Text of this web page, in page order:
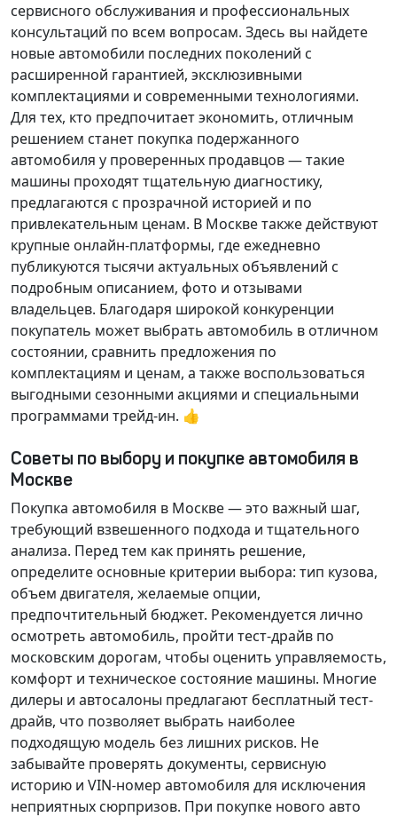
сервисного обслуживания и профессиональных
консультаций по всем вопросам. Здесь вы найдете
новые автомобили последних поколений с
расширенной гарантией, эксклюзивными
комплектациями и современными технологиями.
Для тех, кто предпочитает экономить, отличным
решением станет покупка подержанного
автомобиля у проверенных продавцов — такие
машины проходят тщательную диагностику,
предлагаются с прозрачной историей и по
привлекательным ценам. В Москве также действуют
крупные онлайн-платформы, где ежедневно
публикуются тысячи актуальных объявлений с
подробным описанием, фото и отзывами
владельцев. Благодаря широкой конкуренции
покупатель может выбрать автомобиль в отличном
состоянии, сравнить предложения по
комплектациям и ценам, а также воспользоваться
выгодными сезонными акциями и специальными
программами трейд-ин. 👍
Советы по выбору и покупке автомобиля в
Москве
Покупка автомобиля в Москве — это важный шаг,
требующий взвешенного подхода и тщательного
анализа. Перед тем как принять решение,
определите основные критерии выбора: тип кузова,
объем двигателя, желаемые опции,
предпочтительный бюджет. Рекомендуется лично
осмотреть автомобиль, пройти тест-драйв по
московским дорогам, чтобы оценить управляемость,
комфорт и техническое состояние машины. Многие
дилеры и автосалоны предлагают бесплатный тест-
драйв, что позволяет выбрать наиболее
подходящую модель без лишних рисков. Не
забывайте проверять документы, сервисную
историю и VIN-номер автомобиля для исключения
неприятных сюрпризов. При покупке нового авто